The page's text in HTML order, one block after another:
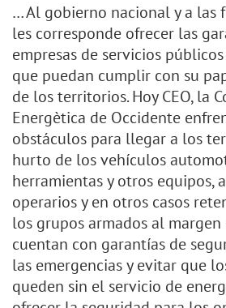
… Al gobierno nacional y a las
les corresponde ofrecer las
empresas de servicios
que puedan cumplir con su
de los territorios. Hoy CEO, la
Energètica de Occidente
obstáculos para llegar a los
hurto de los vehículos
herramientas y otros equipos,
operarios y en otros casos
los grupos armados al
cuentan con garantías de
las emergencias y evitar que
queden sin el servicio de